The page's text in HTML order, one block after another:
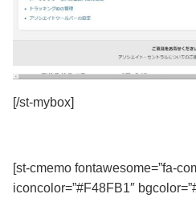
[/st-mybox]
[st-cmemo fontawesome=”fa-
iconcolor=”#F48FB1″